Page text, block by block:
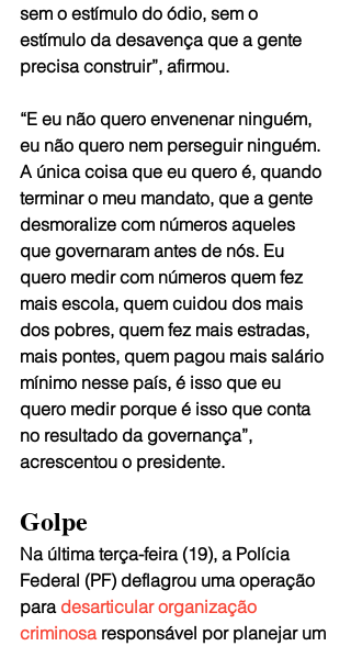
sem o estímulo do ódio, sem o
estímulo da desavença que a gente
precisa construir”, afirmou.
“E eu não quero envenenar ninguém,
eu não quero nem perseguir ninguém.
A única coisa que eu quero é, quando
terminar o meu mandato, que a gente
desmoralize com números aqueles
que governaram antes de nós. Eu
quero medir com números quem fez
mais escola, quem cuidou dos mais
dos pobres, quem fez mais estradas,
mais pontes, quem pagou mais salário
mínimo nesse país, é isso que eu
quero medir porque é isso que conta
no resultado da governança”,
acrescentou o presidente.
Golpe
Na última terça-feira (19), a Polícia
Federal (PF) deflagrou uma operação
para desarticular organização
criminosa responsável por planejar um